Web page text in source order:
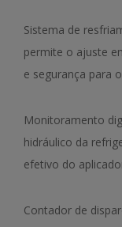
Sistema de
permite o ajuste
e segurança para
Monitoramento
hidráulico da
efetivo do
Contador de